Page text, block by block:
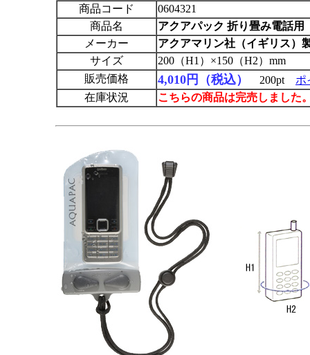
商品コード
0604321
商品名
アクアパック 折り畳み電話
メーカー
アクアマリン社（イギリス）
サイズ
200（H1）×150（H2）mm
販売価格
4,010円（税込） 200pt ポ
在庫状況
こちらの商品は完売しました